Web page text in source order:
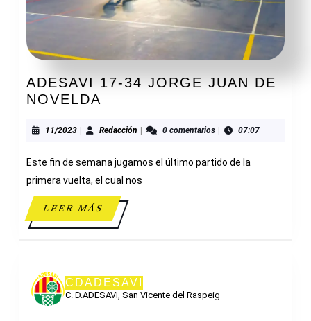
ADESAVI 17-34 JORGE JUAN DE
NOVELDA
34
JUAN
DE
NOVELDA
11/202311/2023Redacción Redacción0 comentarios 07:07
Este fin de semana jugamos el último partido de la
primera vuelta, el cual nos
LEER MÁSLEER
MÁS
CDADESAVI
C. D.ADESAVI, San Vicente del Raspeig